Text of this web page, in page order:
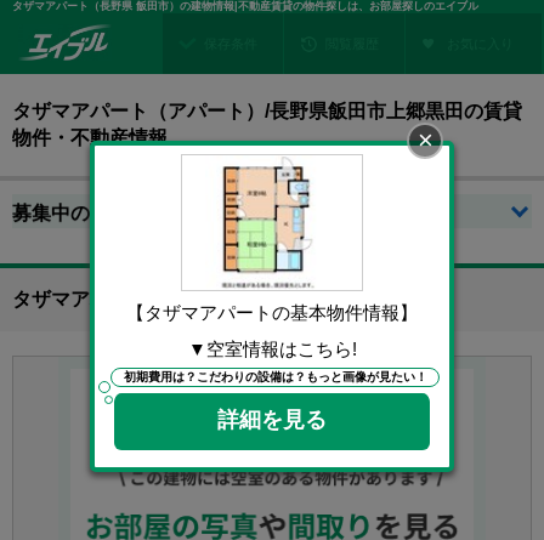
タザマアパート（長野県 飯田市）の建物情報|不動産賃貸の物件探しは、お部屋探しのエイブル
【タザマアパートの基本物件情報】
▼空室情報はこちら!
初期費用は？こだわりの設備は？もっと画像が見たい！
詳細を見る
タザマアパート（アパート）/長野県飯田市上郷黒田の賃貸
物件・不動産情報
募集中の賃貸物件は 件あります！
タザマアパートの基本物件情報